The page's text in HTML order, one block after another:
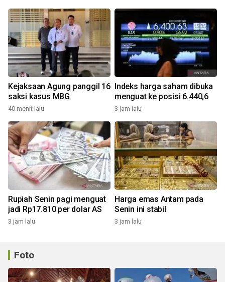
Kejaksaan Agung panggil 16
saksi kasus MBG
40 menit lalu
Indeks harga saham dibuka
menguat ke posisi 6.440,6
3 jam lalu
Rupiah Senin pagi menguat
jadi Rp17.810 per dolar AS
3 jam lalu
Harga emas Antam pada
Senin ini stabil
3 jam lalu
Foto